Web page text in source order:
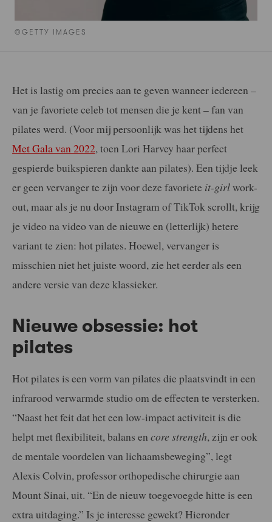
©GETTY IMAGES
Het is lastig om precies aan te geven wanneer iedereen –
van je favoriete celeb tot mensen die je kent – fan van
pilates werd. (Voor mij persoonlijk was het tijdens het
Met Gala van 2022, toen Lori Harvey haar perfect
gespierde buikspieren dankte aan pilates). Een tijdje leek
er geen vervanger te zijn voor deze favoriete it-girlwork-
out, maar als je nu door Instagram of TikTok scrollt, krijg
je video na video van de nieuwe en (letterlijk) hetere
variant te zien: hot pilates. Hoewel, vervanger is
misschien niet het juiste woord, zie het eerder als een
andere versie van deze klassieker.
Nieuwe obsessie: hot
pilates
Hot pilates is een vorm van pilates die plaatsvindt in een
infrarood verwarmde studio om de effecten te versterken.
“Naast het feit dat het een low-impact activiteit is die
helpt met flexibiliteit, balans en core strength, zijn er ook
de mentale voordelen van lichaamsbeweging”, legt
Alexis Colvin, professor orthopedische chirurgie aan
Mount Sinai, uit. “En de nieuw toegevoegde hitte is een
extra uitdaging.” Is je interesse gewekt? Hieronder